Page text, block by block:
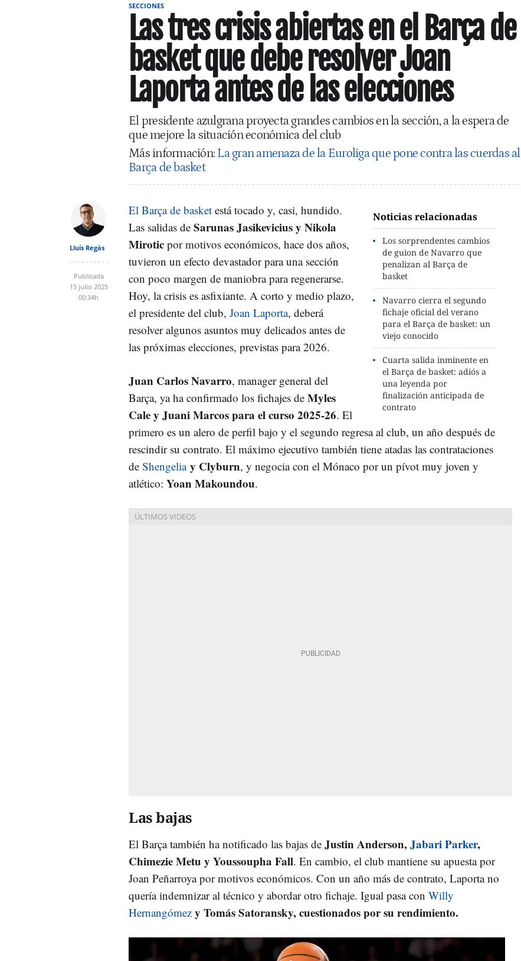
SECCIONES
Las tres crisis abiertas en el Barça de
basket que debe resolver Joan
Laporta antes de las elecciones
El presidente azulgrana proyecta grandes cambios en la sección, a la espera de
que mejore la situación económica del club
Más información: La gran amenaza de la Euroliga que pone contra las cuerdas al
Barça de basket
Lluís Regàs
Publicada
15 julio 2025
00:34h
Noticias relacionadas
Los sorprendentes cambios
de guion de Navarro que
penalizan al Barça de
basket
Navarro cierra el segundo
fichaje oficial del verano
para el Barça de basket: un
viejo conocido
Cuarta salida inminente en
el Barça de basket: adiós a
una leyenda por
finalización anticipada de
contrato
El Barça de basket está tocado y, casi, hundido.
Las salidas de Sarunas Jasikevicius y Nikola
Mirotic por motivos económicos, hace dos años,
tuvieron un efecto devastador para una sección
con poco margen de maniobra para regenerarse.
Hoy, la crisis es asfixiante. A corto y medio plazo,
el presidente del club, Joan Laporta, deberá
resolver algunos asuntos muy delicados antes de
las próximas elecciones, previstas para 2026.
Juan Carlos Navarro, manager general del
Barça, ya ha confirmado los fichajes de Myles
Cale y Juani Marcos para el curso 2025-26. El
primero es un alero de perfil bajo y el segundo regresa al club, un año después de
rescindir su contrato. El máximo ejecutivo también tiene atadas las contrataciones
de Shengeliay Clyburn, y negocia con el Mónaco por un pívot muy joven y
atlético: Yoan Makoundou.
Las bajas
El Barça también ha notificado las bajas de Justin Anderson,Jabari Parker,
Chimezie Metu y Youssoupha Fall. En cambio, el club mantiene su apuesta por
Joan Peñarroya por motivos económicos. Con un año más de contrato, Laporta no
quería indemnizar al técnico y abordar otro fichaje. Igual pasa con Willy
Hernangómez y Tomás Satoransky, cuestionados por su rendimiento.